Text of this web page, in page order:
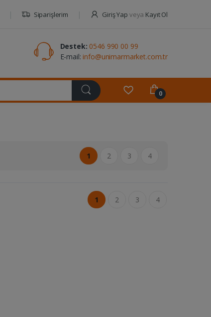
Siparişlerim Giriş Yap veya Kayıt Ol
Destek: 0546 990 00 99
E-mail: info@unimarmarket.com.tr
0
1 2 3 4
1 2 3 4